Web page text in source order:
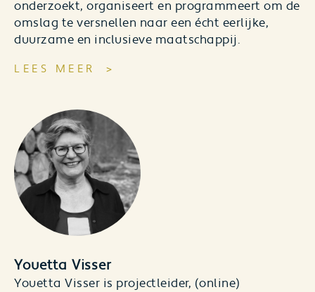
onderzoekt, organiseert en programmeert om de
omslag te versnellen naar een écht eerlijke,
duurzame en inclusieve maatschappij.
LEES MEER
Youetta Visser
Youetta Visser is projectleider, (online)